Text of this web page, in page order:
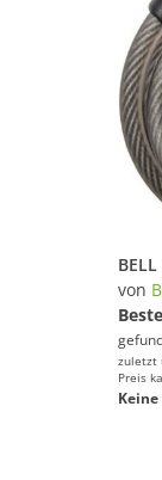
von
zuletzt
Preis